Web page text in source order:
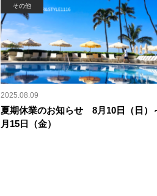
その他
2025.08.09
夏期休業のお知らせ 8月10日（日）
月15日（金）